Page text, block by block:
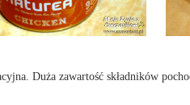
Duża zawartość składników